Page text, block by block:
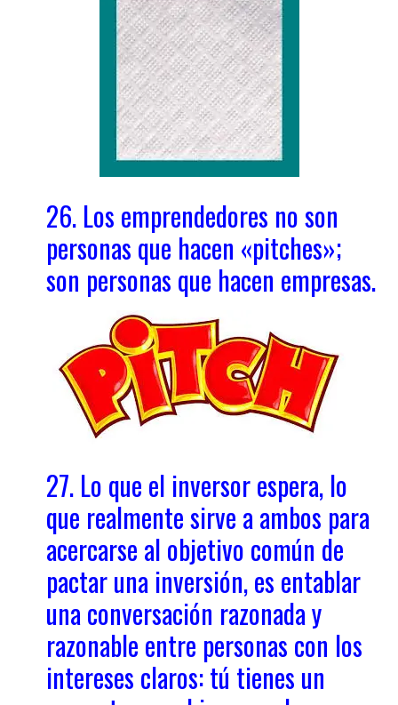
26. Los emprendedores no son
personas que hacen «pitches»;
son personas que hacen empresas.
27. Lo que el inversor espera, lo
que realmente sirve a ambos para
acercarse al objetivo común de
pactar una inversión, es entablar
una conversación razonada y
razonable entre personas con los
intereses claros: tú tienes un